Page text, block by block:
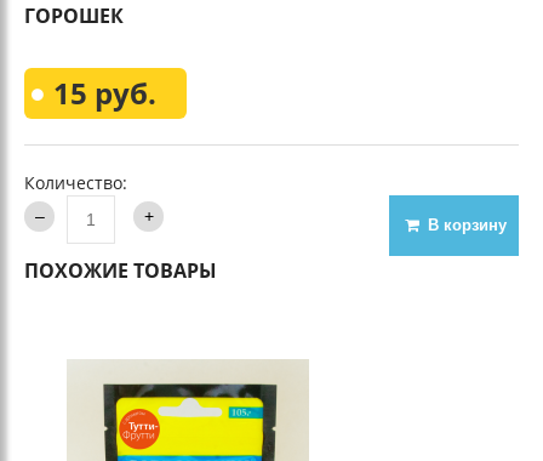
ГОРОШЕК
15 руб.
Количество:
В корзину
ПОХОЖИЕ ТОВАРЫ